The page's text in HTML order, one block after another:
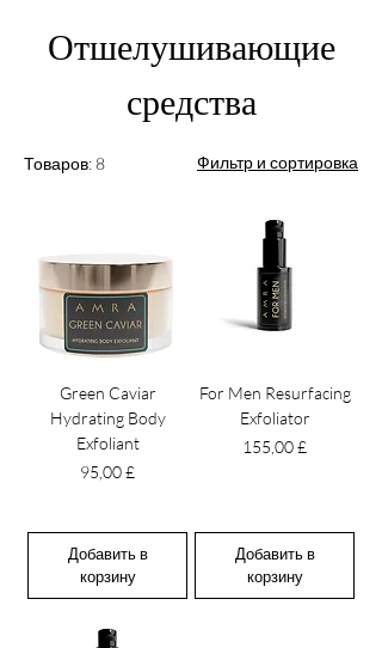
Отшелушивающие
средства
Товаров: 8 Фильтр и сортировка
Green Caviar
Hydrating Body
Exfoliant
Цена
95,00 £
Добавить в
корзину
For Men Resurfacing
Exfoliator
Цена
155,00 £
Добавить в
корзину